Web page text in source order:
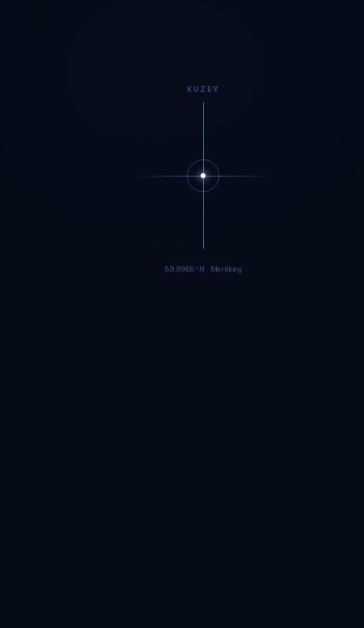
KUZEY
89.9985°N · Meritking